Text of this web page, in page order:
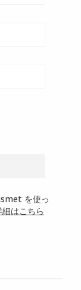
を使っ
はこちら